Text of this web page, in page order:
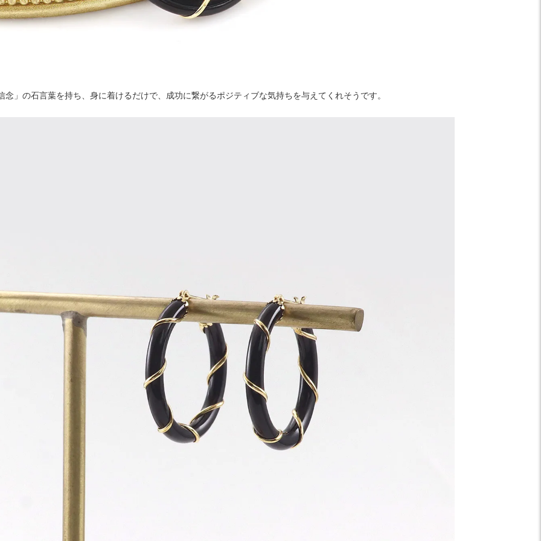
念」の石言葉を持ち、身に着けるだけで、成功に繋がるポジティブな気持ちを与えてくれそうです。